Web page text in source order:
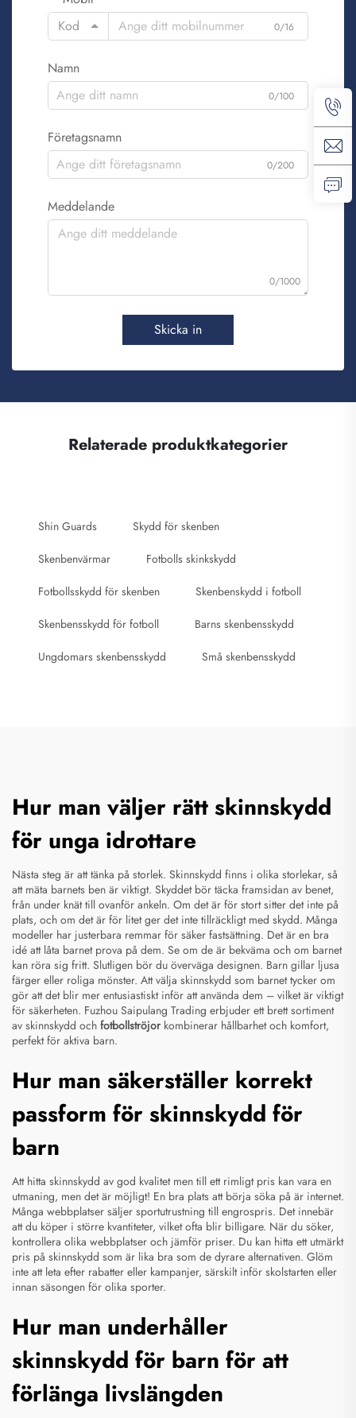
Kod
0/16
Namn
0/100
Företagsnamn
0/200
Meddelande
0/1000
Skicka in
Relaterade produktkategorier
Shin Guards Skydd för skenben
Skenbenvärmar Fotbolls skinkskydd
Fotbollsskydd för skenben Skenbenskydd i fotboll
Skenbensskydd för fotboll Barns skenbensskydd
Ungdomars skenbensskydd Små skenbensskydd
Hur man väljer rätt skinnskydd
för unga idrottare
Nästa steg är att tänka på storlek. Skinnskydd finns i olika storlekar, så
att mäta barnets ben är viktigt. Skyddet bör täcka framsidan av benet,
från under knät till ovanför ankeln. Om det är för stort sitter det inte på
plats, och om det är för litet ger det inte tillräckligt med skydd. Många
modeller har justerbara remmar för säker fastsättning. Det är en bra
idé att låta barnet prova på dem. Se om de är bekväma och om barnet
kan röra sig fritt. Slutligen bör du överväga designen. Barn gillar ljusa
färger eller roliga mönster. Att välja skinnskydd som barnet tycker om
gör att det blir mer entusiastiskt inför att använda dem – vilket är viktigt
för säkerheten. Fuzhou Saipulang Trading erbjuder ett brett sortiment
av skinnskydd och fotbollströjor kombinerar hållbarhet och komfort,
perfekt för aktiva barn.
Hur man säkerställer korrekt
passform för skinnskydd för
barn
Att hitta skinnskydd av god kvalitet men till ett rimligt pris kan vara en
utmaning, men det är möjligt! En bra plats att börja söka på är internet.
Många webbplatser säljer sportutrustning till engrospris. Det innebär
att du köper i större kvantiteter, vilket ofta blir billigare. När du söker,
kontrollera olika webbplatser och jämför priser. Du kan hitta ett utmärkt
pris på skinnskydd som är lika bra som de dyrare alternativen. Glöm
inte att leta efter rabatter eller kampanjer, särskilt inför skolstarten eller
innan säsongen för olika sporter.
Hur man underhåller
skinnskydd för barn för att
förlänga livslängden